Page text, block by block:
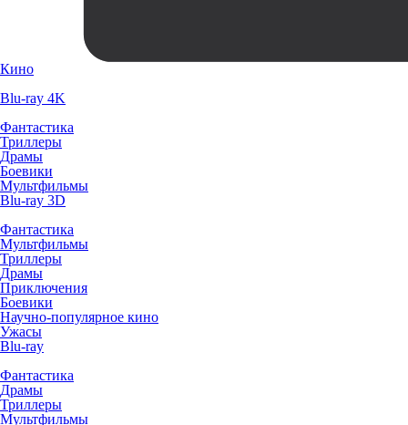
Кино
Blu-ray 4K
Фантастика
Триллеры
Драмы
Боевики
Мультфильмы
Blu-ray 3D
Фантастика
Мультфильмы
Триллеры
Драмы
Приключения
Боевики
Научно-популярное кино
Ужасы
Blu-ray
Фантастика
Драмы
Триллеры
Мультфильмы